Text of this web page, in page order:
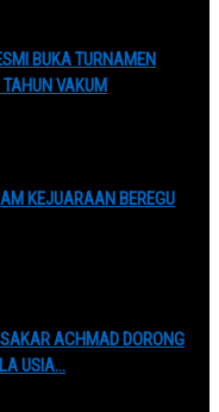
BUKA TURNAMEN
VAKUM
KEJUARAAN BEREGU
ACHMAD DORONG
USIA…